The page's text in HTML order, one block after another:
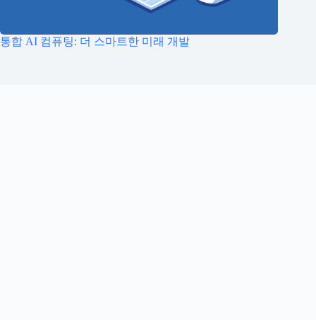
통합 AI 컴퓨팅: 더 스마트한 미래 개발